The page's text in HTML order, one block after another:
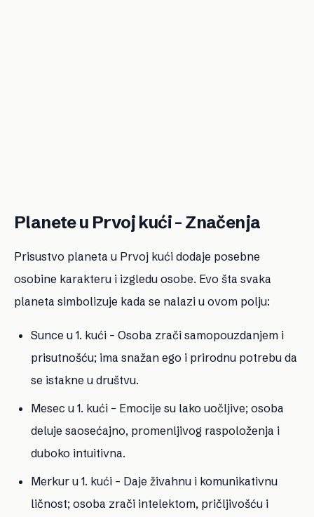
Planete u Prvoj kući – Značenja
Prisustvo planeta u Prvoj kući dodaje posebne
osobine karakteru i izgledu osobe. Evo šta svaka
planeta simbolizuje kada se nalazi u ovom polju:
Sunce u 1. kući – Osoba zrači samopouzdanjem i
prisutnošću; ima snažan ego i prirodnu potrebu da
se istakne u društvu.
Mesec u 1. kući – Emocije su lako uočljive; osoba
deluje saosećajno, promenljivog raspoloženja i
duboko intuitivna.
Merkur u 1. kući – Daje živahnu i komunikativnu
ličnost; osoba zrači intelektom, pričljivošću i